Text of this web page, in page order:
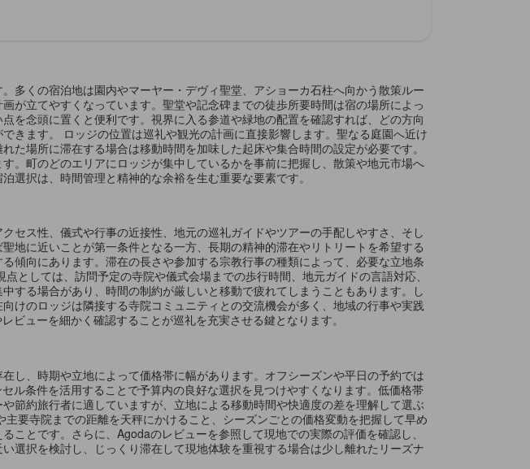
多くの宿泊地は園内やマーヤー・デヴィ聖堂、アショーカ石柱へ向かう散策ルー
が立てやすくなっています。聖堂や記念碑までの徒歩所要時間は宿の場所によっ
を念頭に置くと便利です。視界に入る参道や緑地の配置を確認すれば、どの方向
きます。 ロッジの位置は巡礼や観光の計画に直接影響します。聖なる庭園へ近け
場所に滞在する場合は移動時間を加味した起床や集合時間の設定が必要です。
。町のどのエリアにロッジが集中しているかを事前に把握し、散策や地元市場へ
択は、時間管理と精神的な余裕を生む重要な要素です。
セス性、儀式や行事の近接性、地元の巡礼ガイドやツアーの手配しやすさ、そし
地に近いことが第一条件となる一方、長期の精神的滞在やリトリートを希望する
傾向にあります。滞在の長さや参加する宗教行事の種類によって、必要な立地条
としては、訪問予定の寺院や儀式会場までの歩行時間、地元ガイドの言語対応、
する場合があり、時間の制約が厳しいと移動で疲れてしまうこともあります。し
けのロッジは隣接する寺院コミュニティとの交流機会が多く、地域の行事や実践
ューを細かく確認することが巡礼を充実させる鍵となります。
し、時期や立地によって価格帯に幅があります。オフシーズンや平日の予約では
ル条件を活用することで予算内の良好な選択を見つけやすくなります。低価格帯
節約旅行者に適していますが、立地による移動時間や快適度の差を理解して選ぶ
要寺院までの距離を天秤にかけること、シーズンごとの価格変動を把握して早め
とです。さらに、Agodaのレビューを参照して現地での実際の評価を確認し、
選択を検討し、じっくり滞在して現地体験を重視する場合は少し離れたリーズナ